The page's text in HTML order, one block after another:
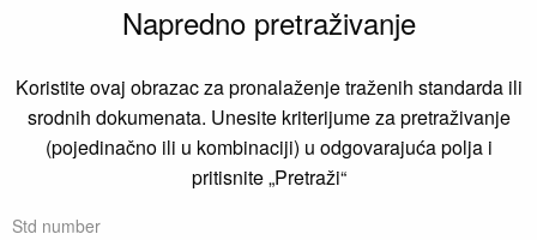
Napredno pretraživanje
Koristite ovaj obrazac za pronalaženje traženih standarda ili
srodnih dokumenata. Unesite kriterijume za pretraživanje
(pojedinačno ili u kombinaciji) u odgovarajuća polja i
pritisnite „Pretraži“
Std number